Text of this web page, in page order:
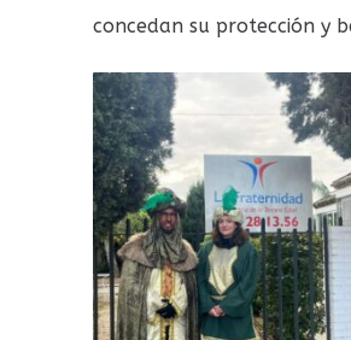
concedan su protección y